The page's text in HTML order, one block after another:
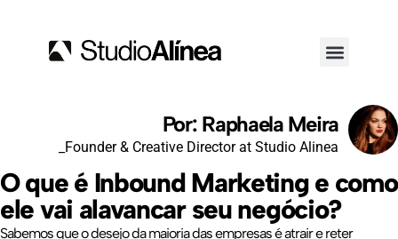
Por: Raphaela Meira
_Founder & Creative Director at Studio Alinea
O que é Inbound Marketing e como
ele vai alavancar seu negócio?
Sabemos que o desejo da maioria das empresas é atrair e reter